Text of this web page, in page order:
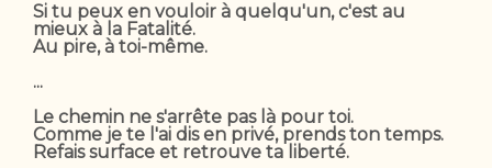
Si tu peux en vouloir à quelqu'un, c'est au
mieux à la Fatalité.
Au pire, à toi-même.
...
Le chemin ne s'arrête pas là pour toi.
Comme je te l'ai dis en privé, prends ton temps.
Refais surface et retrouve ta liberté.